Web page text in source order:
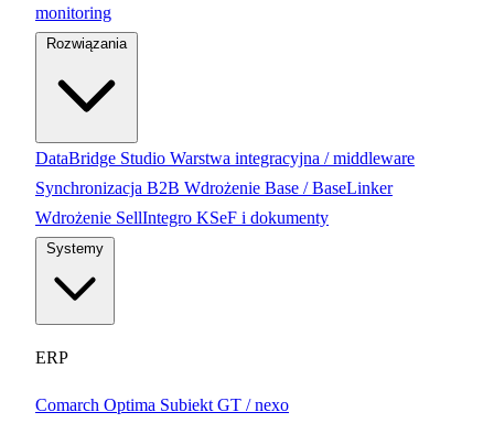
monitoring
Rozwiązania
DataBridge Studio Warstwa integracyjna / middleware
Synchronizacja B2B Wdrożenie Base / BaseLinker
Wdrożenie SellIntegro KSeF i dokumenty
ERP
Comarch Optima Subiekt GT / nexo